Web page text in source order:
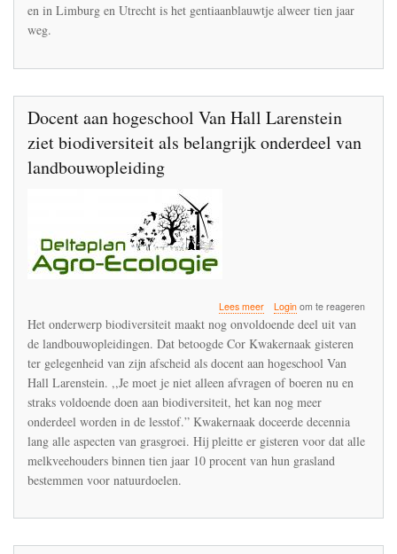
en in Limburg en Utrecht is het gentiaanblauwtje alweer tien jaar
weg.
Docent aan hogeschool Van Hall Larenstein
ziet biodiversiteit als belangrijk onderdeel van
landbouwopleiding
Lees meerover
Docent
hogeschool
Van
Hall
ziet
biodiversiteit
als
belangrijk
onderdeel
Loginom te reageren
Het onderwerp biodiversiteit maakt nog onvoldoende deel uit van
de landbouwopleidingen. Dat betoogde Cor Kwakernaak gisteren
ter gelegenheid van zijn afscheid als docent aan hogeschool Van
Hall Larenstein. ,,Je moet je niet alleen afvragen of boeren nu en
straks voldoende doen aan biodiversiteit, het kan nog meer
onderdeel worden in de lesstof.” Kwakernaak doceerde decennia
lang alle aspecten van grasgroei. Hij pleitte er gisteren voor dat alle
melkveehouders binnen tien jaar 10 procent van hun grasland
bestemmen voor natuurdoelen.